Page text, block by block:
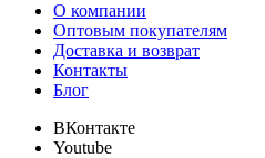
О компании
Оптовым покупателям
Доставка и возврат
Контакты
Блог
ВКонтакте
Youtube